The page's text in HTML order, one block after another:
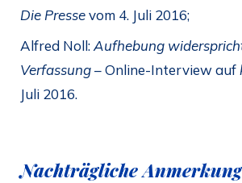
Die Pressevom 4. Juli 2016;
Alfred Noll:Aufhebung
Verfassung– Online-Interview auf
Juli 2016.
Nachträgliche Anmerkung